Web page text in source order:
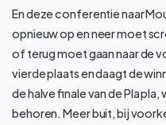
En deze conferentie naar
opnieuw op en neer moet
of terug moet gaan naar de
vierde plaats en daagt de
de halve finale van de Pla
behoren. Meer buit, bij